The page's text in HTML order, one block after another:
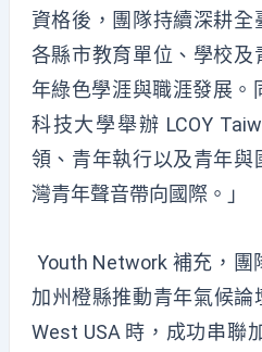
資格後，團隊持續深耕全
各縣市教育單位、學校及
年綠色學涯與職涯發展。
科技大學舉辦 LCOY
領、青年執行以及青年與
灣青年聲音帶向國際。」
Youth Network 補充，
加州橙縣推動青年氣候論
West USA 時，成功串聯